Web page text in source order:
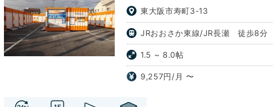
東大阪市寿町3-13
JRおおさか東線/JR長瀬 徒歩8分
1.5 ~ 8.0帖
9,257円/月 〜